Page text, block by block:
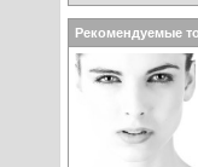
Рекомендуемые